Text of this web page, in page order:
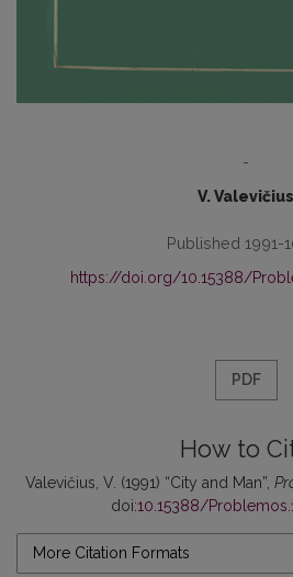
-
V. Valevičius
Published 1991-
https://doi.org/10.15388/
PDF
How to
Valevičius, V. (1991) “City and Man”,
doi:10.15388/
More Citation Formats